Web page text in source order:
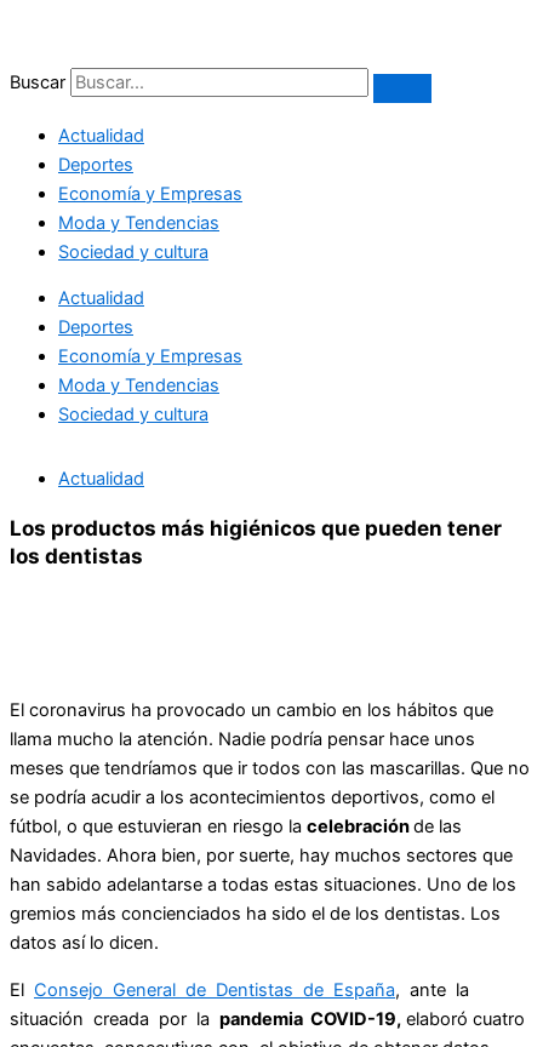
contenido
Buscar
Actualidad
Deportes
Economía y Empresas
Moda y Tendencias
Sociedad y cultura
Actualidad
Deportes
Economía y Empresas
Moda y Tendencias
Sociedad y cultura
Actualidad
Los productos más higiénicos que pueden tener
los dentistas
El coronavirus ha provocado un cambio en los hábitos que
llama mucho la atención. Nadie podría pensar hace unos
meses que tendríamos que ir todos con las mascarillas. Que no
se podría acudir a los acontecimientos deportivos, como el
fútbol, o que estuvieran en riesgo la celebraciónde las
Navidades. Ahora bien, por suerte, hay muchos sectores que
han sabido adelantarse a todas estas situaciones. Uno de los
gremios más concienciados ha sido el de los dentistas. Los
datos así lo dicen.
El Consejo General de Dentistas de España, ante la
situación creada por la pandemia COVID-19, elaboró cuatro